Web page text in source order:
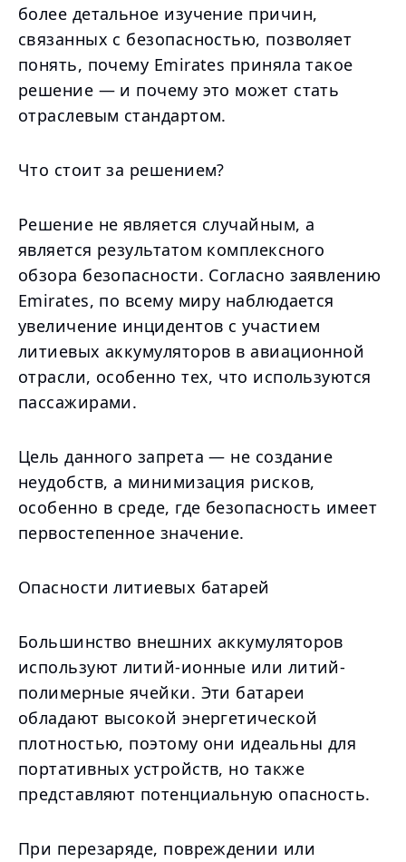
более детальное изучение причин,
связанных с безопасностью, позволяет
понять, почему Emirates приняла такое
решение — и почему это может стать
отраслевым стандартом.
Что стоит за решением?
Решение не является случайным, а
является результатом комплексного
обзора безопасности. Согласно заявлению
Emirates, по всему миру наблюдается
увеличение инцидентов с участием
литиевых аккумуляторов в авиационной
отрасли, особенно тех, что используются
пассажирами.
Цель данного запрета — не создание
неудобств, а минимизация рисков,
особенно в среде, где безопасность имеет
первостепенное значение.
Опасности литиевых батарей
Большинство внешних аккумуляторов
используют литий-ионные или литий-
полимерные ячейки. Эти батареи
обладают высокой энергетической
плотностью, поэтому они идеальны для
портативных устройств, но также
представляют потенциальную опасность.
При перезаряде, повреждении или